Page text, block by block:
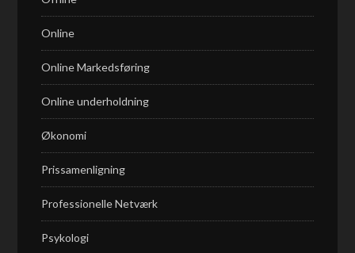
Online
Online Markedsføring
Online underholdning
Økonomi
Prissamenligning
Professionelle Netværk
Psykologi